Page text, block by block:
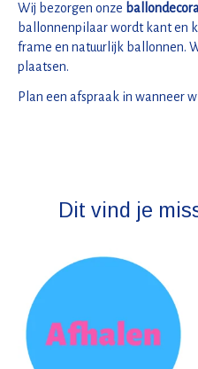
Wij bezorgen onze
ballonnenpilaar wordt kant en
frame en natuurlijk ballonnen.
plaatsen.
Plan een afspraak in wanneer
Dit vind je
Items van productcarrousel